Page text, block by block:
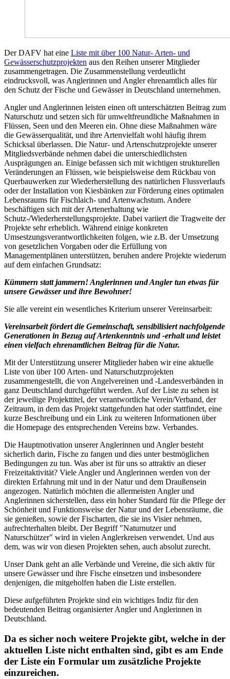
Der DAFV hat eine Liste mit über 100 Natur- Arten- und
Gewässerschutzprojekten aus den Reihen unserer Mitglieder
zusammengetragen. Die Zusammenstellung verdeutlicht
eindrucksvoll, was Anglerinnen und Angler ehrenamtlich alles für
den Schutz der Fische und Gewässer in Deutschland unternehmen.
Angler und Anglerinnen leisten einen oft unterschätzten Beitrag zum
Naturschutz und setzen sich für umweltfreundliche Maßnahmen in
Flüssen, Seen und den Meeren ein. Ohne diese Maßnahmen wäre
die Gewässerqualität, und ihre Artenvielfalt wohl häufig ihrem
Schicksal überlassen. Die Natur- und Artenschutzprojekte unserer
Mitgliedsverbände nehmen dabei die unterschiedlichsten
Ausprägungen an. Einige befassen sich mit wichtigen strukturellen
Veränderungen an Flüssen, wie beispielsweise dem Rückbau von
Querbauwerken zur Wiederherstellung des natürlichen Flussverlaufs
oder der Installation von Kiesbänken zur Förderung eines optimalen
Lebensraums für Fischlaich- und Artenwachstum. Andere
beschäftigen sich mit der Artenerhaltung wie
Schutz-/Wiederherstellungsprojekte. Dabei variiert die Tragweite der
Projekte sehr erheblich. Während einige konkreten
Umsestzungsverantwortlichkeiten folgen, wie z.B. der Umsetzung
von gesetzlichen Vorgaben oder die Erfüllung von
Managementplänen unterstützen, beruhen andere Projekte wiederum
auf dem einfachen Grundsatz:
Kümmern statt jammern! Anglerinnen und Angler tun etwas für
unsere Gewässer und ihre Bewohner!
Sie alle vereint ein wesentliches Kriterium unserer Vereinsarbeit:
Vereinsarbeit fördert die Gemeinschaft, sensibilisiert nachfolgende
Generationen in Bezug auf Artenkenntnis und -erhalt und leistet
einen vielfach ehrenamtlichen Beitrag für die Natur.
Mit der Unterstützung unserer Mitglieder haben wir eine aktuelle
Liste von über 100 Arten- und Naturschutzprojekten
zusammengestellt, die von Angelvereinen und -Landesverbänden in
ganz Deutschland durchgeführt werden. Auf der Liste zu sehen ist
der jeweilige Projekttitel, der verantwortliche Verein/Verband, der
Zeitraum, in dem das Projekt stattgefunden hat oder stattfindet, eine
kurze Beschreibung und ein Link zu weiteren Informationen über
die Homepage des entsprechenden Vereins bzw. Verbandes.
Die Hauptmotivation unserer Anglerinnen und Angler besteht
sicherlich darin, Fische zu fangen und dies unter bestmöglichen
Bedingungen zu tun. Was aber ist für uns so attraktiv an dieser
Freizeitaktivität? Viele Angler und Anglerinnen werden von der
direkten Erfahrung mit und in der Natur und dem Draußensein
angezogen. Natürlich möchten die allermeisten Angler und
Anglerinnen sicherstellen, dass ein hoher Standard für die Pflege der
Schönheit und Funktionsweise der Natur und der Lebensräume, die
sie genießen, sowie der Fischarten, die sie ins Visier nehmen,
aufrechterhalten bleibt. Der Begriff "Naturnutzer und
Naturschützer" wird in vielen Anglerkreisen verwendet. Und aus
dem, was wir von diesen Projekten sehen, auch absolut zurecht.
Unser Dank geht an alle Verbände und Vereine, die sich aktiv für
unsere Gewässer und ihre Fische einsetzen und insbesondere
denjenigen, die mitgeholfen haben die Liste erstellen.
Diese aufgeführten Projekte sind ein wichtiges Indiz für den
bedeutenden Beitrag organisierter Angler und Anglerinnen in
Deutschland.
Da es sicher noch weitere Projekte gibt, welche in der
aktuellen Liste nicht enthalten sind, gibt es am Ende
der Liste ein Formular um zusätzliche Projekte
einzureichen.